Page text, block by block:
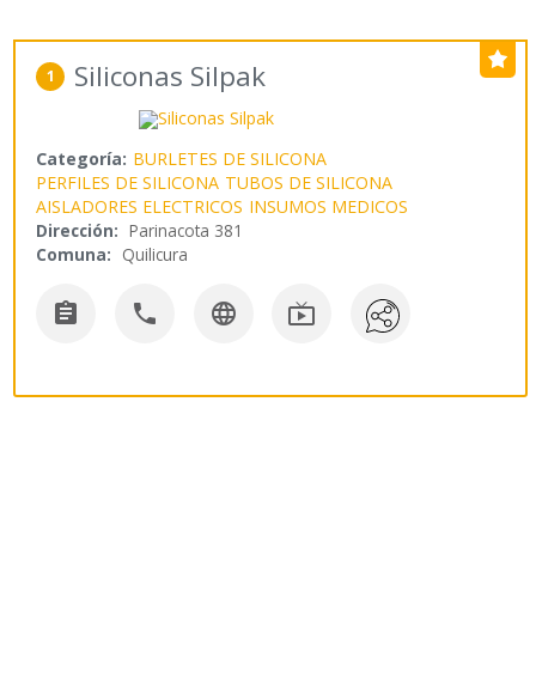
1 Siliconas Silpak
Categoría: BURLETES DE SILICONA
PERFILES DE SILICONA TUBOS DE SILICONA
AISLADORES ELECTRICOS INSUMOS MEDICOS
Dirección: Parinacota 381
Comuna: Quilicura
   